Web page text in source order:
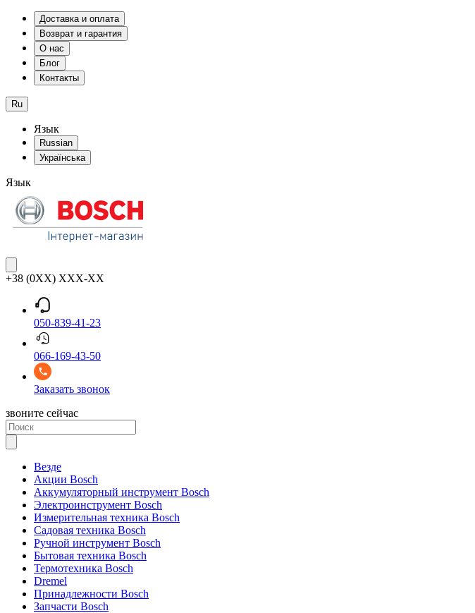
Доставка и оплата
Возврат и гарантия
О нас
Блог
Контакты
Ru
Язык
Russian
Українська
Язык
+38 (0XX) XXX-XX
050-839-41-23
066-169-43-50
Заказать звонок
звоните сейчас
Везде
Акции Bosch
Аккумуляторный инструмент Bosch
Электроинструмент Bosch
Измерительная техника Bosch
Садовая техника Bosch
Ручной инструмент Bosch
Бытовая техника Bosch
Термотехника Bosch
Dremel
Принадлежности Bosch
Запчасти Bosch